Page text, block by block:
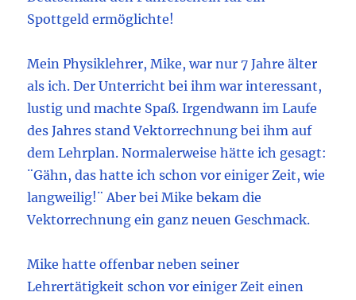
Spottgeld ermöglichte!
Mein Physiklehrer, Mike, war nur 7 Jahre älter
als ich. Der Unterricht bei ihm war interessant,
lustig und machte Spaß. Irgendwann im Laufe
des Jahres stand Vektorrechnung bei ihm auf
dem Lehrplan. Normalerweise hätte ich gesagt:
¨Gähn, das hatte ich schon vor einiger Zeit, wie
langweilig!¨ Aber bei Mike bekam die
Vektorrechnung ein ganz neuen Geschmack.
Mike hatte offenbar neben seiner
Lehrertätigkeit schon vor einiger Zeit einen